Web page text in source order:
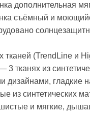
дополнительная
съёмный и
тканей (TrendLine и
тканях из
гладкие
из синтетических
и мягкие,